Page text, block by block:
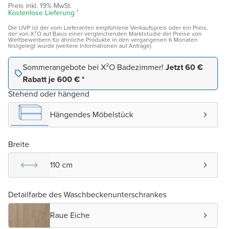
Preis inkl. 19% MwSt.
Kostenlose Lieferung ¹
Die UVP ist der vom Lieferanten empfohlene Verkaufspreis oder ein Preis,
der von X²O auf Basis einer vergleichenden Marktstudie der Preise von
Wettbewerbern für ähnliche Produkte in den vergangenen 6 Monaten
festgelegt wurde (weitere Informationen auf Anfrage)
Sommerangebote bei X²O Badezimmer! Jetzt 60 €
Rabatt je 600 € *
Stehend oder hängend
Hängendes Möbelstück
Breite
110 cm
Detailfarbe des Waschbeckenunterschrankes
Raue Eiche